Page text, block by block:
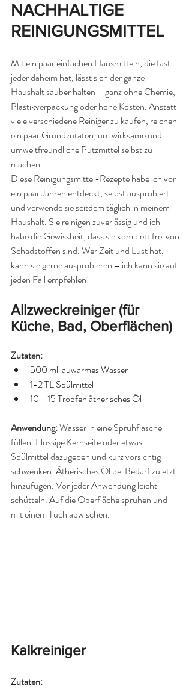
NACHHALTIGE
REINIGUNGSMITTEL
Mit ein paar einfachen Hausmitteln, die fast
jeder daheim hat, lässt sich der ganze
Haushalt sauber halten – ganz ohne Chemie,
Plastikverpackung oder hohe Kosten. Anstatt
viele verschiedene Reiniger zu kaufen, reichen
ein paar Grundzutaten, um wirksame und
umweltfreundliche Putzmittel selbst zu
machen.
Diese Reinigungsmittel-Rezepte habe ich vor
ein paar Jahren entdeckt, selbst ausprobiert
und verwende sie seitdem täglich in meinem
Haushalt. Sie reinigen zuverlässig und ich
habe die Gewissheit, dass sie komplett frei von
Schadstoffen sind. Wer Zeit und Lust hat,
kann sie gerne ausprobieren – ich kann sie auf
jeden Fall empfehlen!
Allzweckreiniger (für
Küche, Bad, Oberflächen)
Zutaten:
500 ml lauwarmes Wasser
1-2 TL Spülmittel
10 - 15 Tropfen ätherisches Öl
Anwendung: Wasser in eine Sprühflasche
füllen. Flüssige Kernseife oder etwas
Spülmittel dazugeben und kurz vorsichtig
schwenken. Ätherisches Öl bei Bedarf zuletzt
hinzufügen. Vor jeder Anwendung leicht
schütteln. Auf die Oberfläche sprühen und
mit einem Tuch abwischen.
Kalkreiniger
Zutaten: